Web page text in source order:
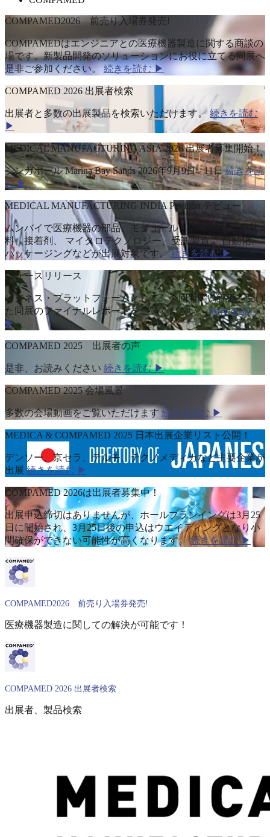
COMPAMED2026 前売り入場券発売!
COMPAMEDはエンジニアとの医療機器製造に関する商談の
場です。新製品開発のソリューションにお役に立てる同展へ
是非ご参加ください。続きを読む ▶
COMPAMED 2026 出展者検索
出展者と多数の出展製品を検索いただけます。 続きを読む
▶
MEDICAL MANUFACTURING ASIA 2026 出展者募集開始！
シンガポール Marina Bay Sands 2026年9月9日 - 11日続きを読
む ▶
MEDICAL MANUFACTURING INDIA Pavilion デビュー
ムンバイで医療機器の部品、モジュール、OEM機器、原材
料、接着剤、 マイクロテクノロジー、受託製造、 自動化、
パッケージングなどが出展対象です。続きを読む ▶
ニュースリリース
ビジネス・プラットフォームとして、今回も高い評価を受け
た同展のファイナルレポートをご覧ください。続きを読む
▶
COMPAMED 2025 出展者の声
是非、お読みください 続きを読む ▶
COMPAMED 2025 会場風景
多数の会場動画をご覧いただけます続きを読む ▶
MEDICA & COMPAMED 2025 日本出展企業リスト公開！
デンソー、京セラ、テルモ、テクノメディカなど主要企業が
出展 続きを読む ▶
COMPAMED 2026は出展者募集中！
出展申込締切はありませんが、ホールプランイングは3月25
日に開始され、3月25日後の申込はウエイティングとなり小
間確保ができない可能性が高くなります。続きを読む ▶
COMPAMED2026 前売り入場券発売!
医療機器製造に関しての解決が可能です！
COMPAMED 2026 出展者検索
出展者、製品検索